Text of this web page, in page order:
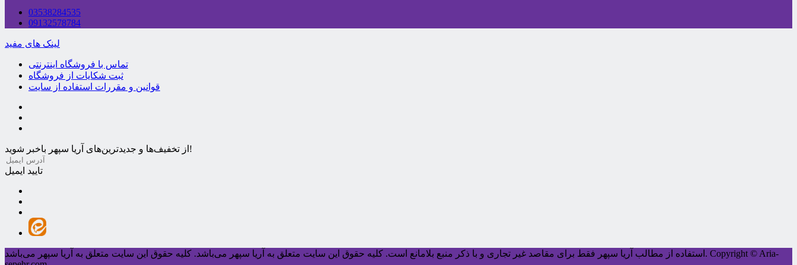
03538284535
09132578784
لینک های مفید
تماس با فروشگاه اینترنتی
ثبت شکایات از فروشگاه
قوانین و مقررات استفاده از سایت
از تخفیف‌ها و جدیدترین‌های آریا سپهر باخبر شوید!
تایید ایمیل
استفاده از مطالب آریا سپهر فقط برای مقاصد غیر تجاری و با ذکر منبع بلامانع است. کليه حقوق اين سايت متعلق به آریا سپهر می‌باشد. کليه حقوق اين سايت متعلق به آریا سپهر می‌باشد. Copyright © Aria-